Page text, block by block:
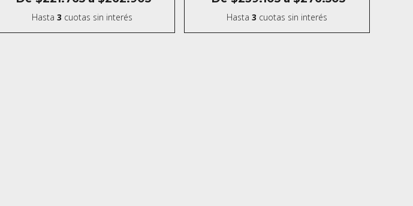
Hasta 3 cuotas sin interés
Inalámbrico
Hasta 3 cuotas sin interés